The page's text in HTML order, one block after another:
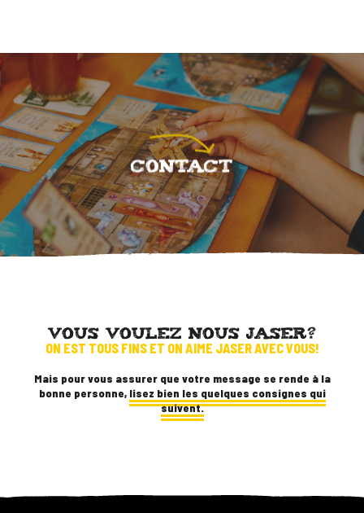
RESTOS-
PUBS
LUDIQUES
ACTIVITÉS
DE
ANIMATION
CONTACT
VOUS VOULEZ NOUS JASER?
ON EST TOUS FINS ET ON AIME JASER AVEC VOUS!
Mais pour vous assurer que votre message se rende à la
bonne personne, lisez bien les quelques consignes qui
suivent.